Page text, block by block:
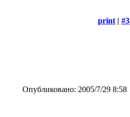
print | #3
Опубликовано: 2005/7/29 8:58